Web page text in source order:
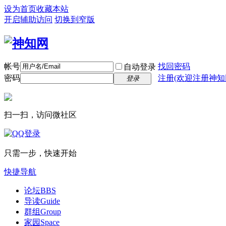
设为首页收藏本站
开启辅助访问 切换到窄版
帐号 自动登录 找回密码
密码
登录 注册(欢迎注册神
扫一扫，访问微社区
只需一步，快速开始
快捷导航
论坛BBS
导读Guide
群组Group
家园 Space